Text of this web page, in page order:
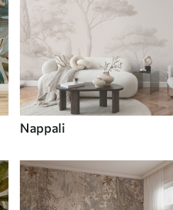
Nappali